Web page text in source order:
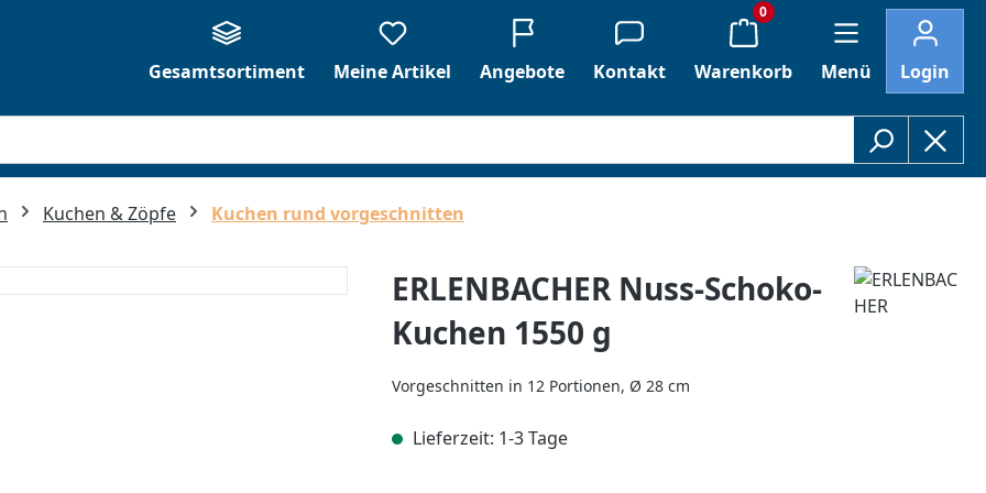
Gesamtsortiment
Meine Artikel Angebote Kontakt
0
Warenkorb Menü Login
Kuchen & Zöpfe Kuchen rund vorgeschnitten
ERLENBACHER Nuss-Schoko-
Kuchen 1550 g
Vorgeschnitten in 12 Portionen, Ø 28 cm
Lieferzeit: 1-3 Tage